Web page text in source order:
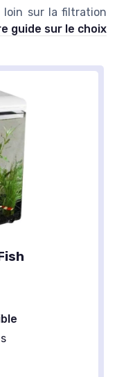
loin sur la filtration
guide sur le choix